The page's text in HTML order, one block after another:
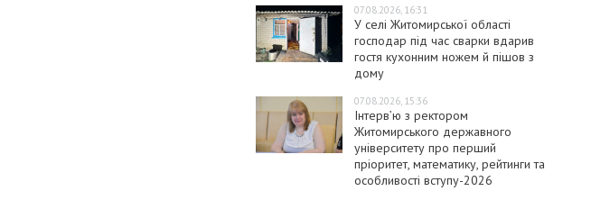
07.08.2026, 16:31
У селі Житомирської області
господар під час сварки вдарив
гостя кухонним ножем й пішов з
дому
07.08.2026, 15:36
Інтерв’ю з ректором
Житомирського державного
університету про перший
пріоритет, математику, рейтинги та
особливості вступу-2026